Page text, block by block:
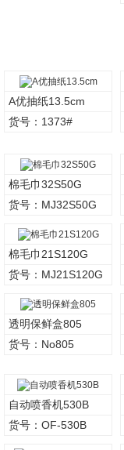
A优抽纸13.5cm
货号：1373#
棉毛巾32S50G
货号：MJ32S50G
棉毛巾21S120G
货号：MJ21S120G
透明保鲜盒805
货号：No805
自动喷香机530B
货号：OF-530B